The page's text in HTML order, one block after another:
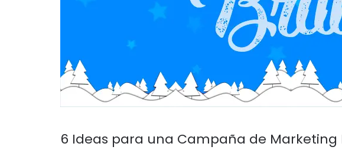
6 Ideas para una Campaña de Marketing